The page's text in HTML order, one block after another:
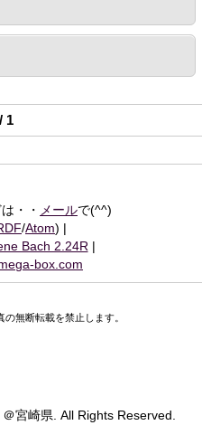
1
・・ メールで(^^)
/Atom)
Bach 2.24R
box.com
無断転載を禁止します。
宮崎県. All Rights Reserved.